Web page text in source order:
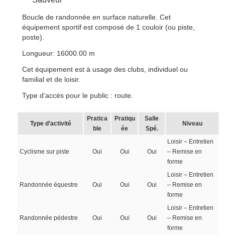
Boucle de randonnée en surface naturelle. Cet
équipement sportif est composé de 1 couloir (ou piste,
poste).
Longueur: 16000.00 m
Cet équipement est à usage des clubs, individuel ou
familial et de loisir.
Type d’accès pour le public : route.
Type d’activité
Pratica
ble
Pratiqu
ée
Salle
Spé.
Niveau
Cyclisme sur piste Oui Oui Oui
Loisir – Entretien
– Remise en
forme
Randonnée équestre Oui Oui Oui
Loisir – Entretien
– Remise en
forme
Randonnée pédestre Oui Oui Oui
Loisir – Entretien
– Remise en
forme